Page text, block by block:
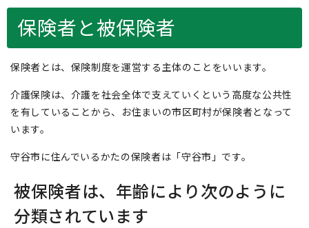
保険者と被保険者
保険者とは、保険制度を運営する主体のことをいいます。
介護保険は、介護を社会全体で支えていくという高度な公共性
を有していることから、お住まいの市区町村が保険者となって
います。
守谷市に住んでいるかたの保険者は「守谷市」です。
被保険者は、年齢により次のように
分類されています